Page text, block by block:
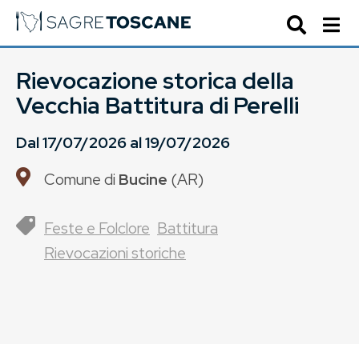
Rievocazione storica della
Vecchia Battitura di Perelli
Dal17/07/2026al19/07/2026
Comune di Bucine (AR)
Feste e Folclore Battitura
Rievocazioni storiche